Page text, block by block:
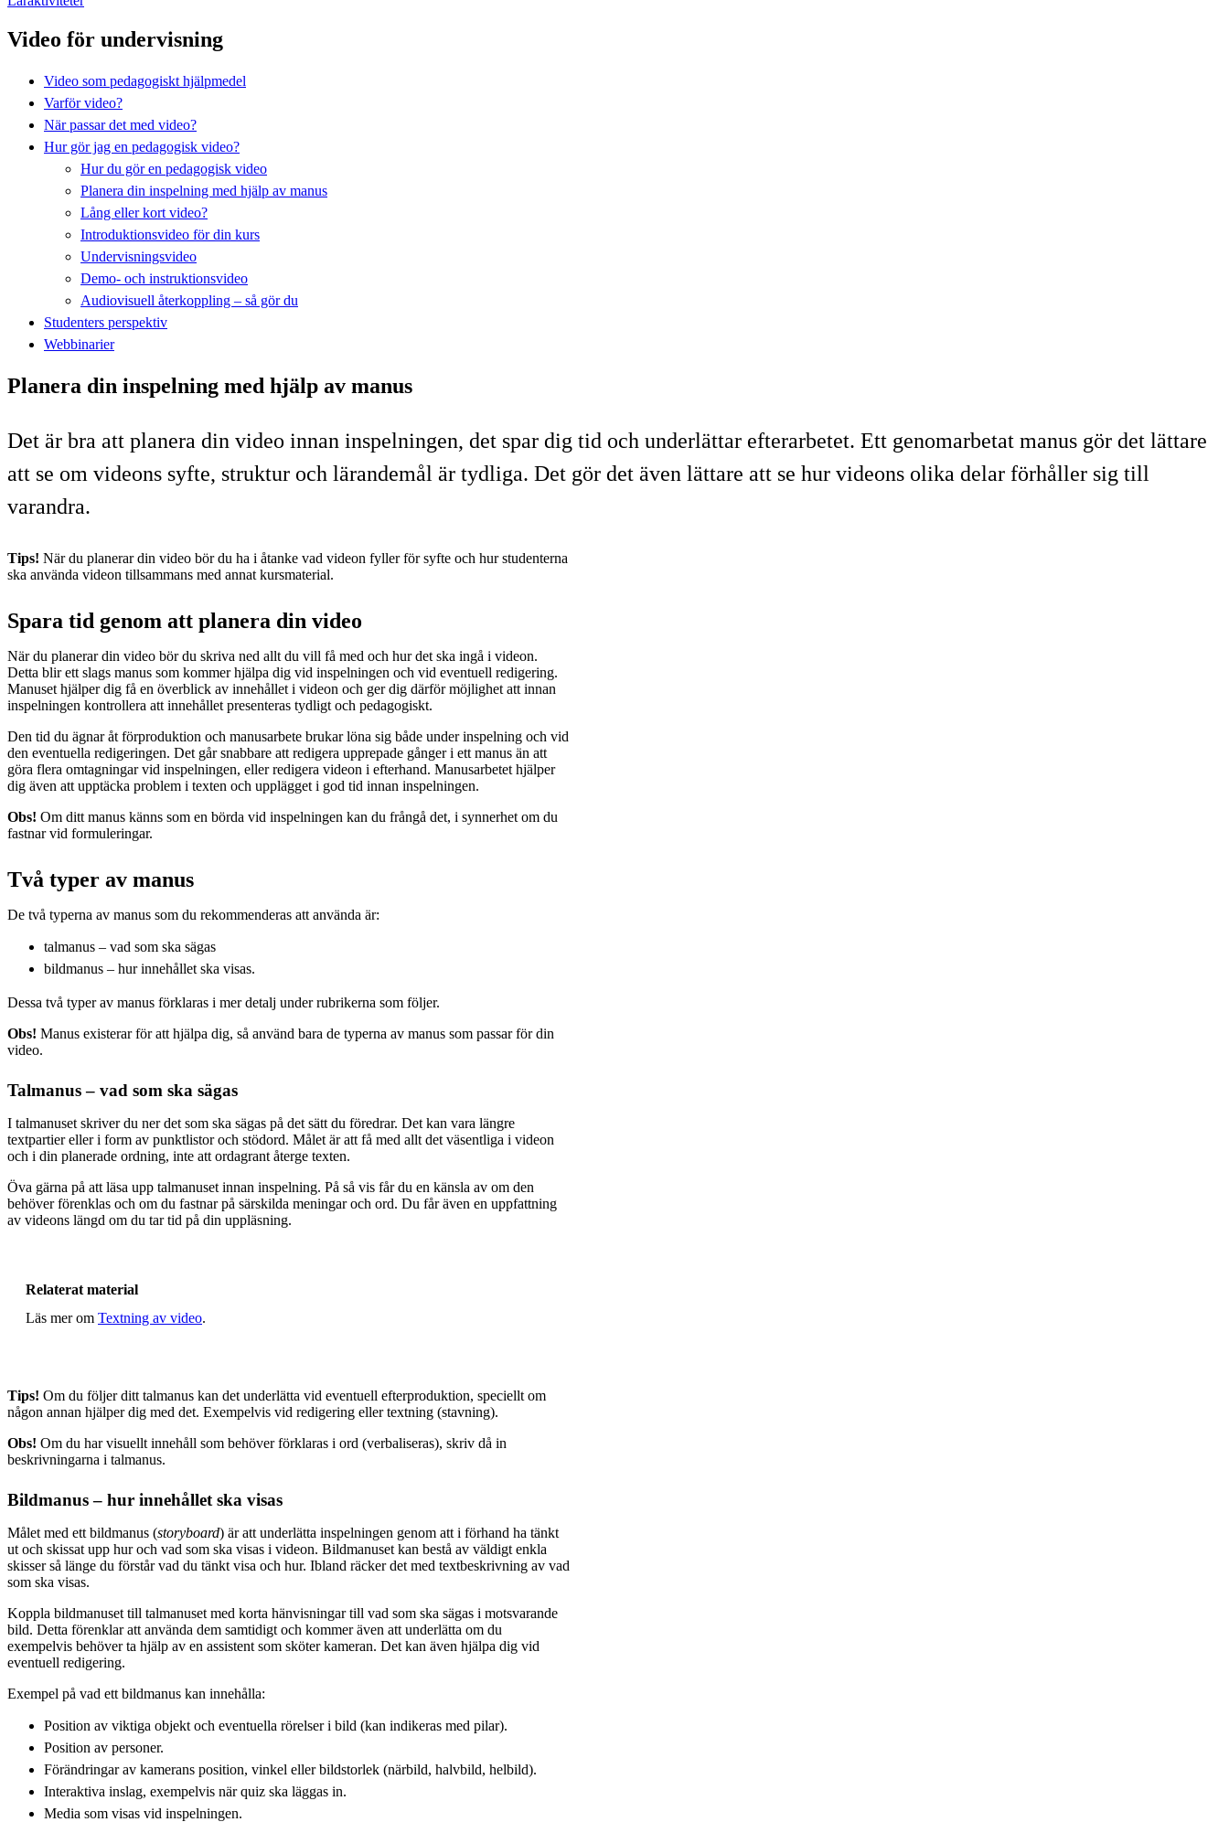
Video för undervisning
Video som pedagogiskt hjälpmedel
Varför video?
När passar det med video?
Hur gör jag en pedagogisk video?
Hur du gör en pedagogisk video
Planera din inspelning med hjälp av manus
Lång eller kort video?
Introduktionsvideo för din kurs
Undervisningsvideo
Demo- och instruktionsvideo
Audiovisuell återkoppling – så gör du
Studenters perspektiv
Webbinarier
Planera din inspelning med hjälp av manus
Det är bra att planera din video innan inspelningen, det spar dig tid och underlättar efterarbetet. Ett genomarbetat manus gör det lättare
att se om videons syfte, struktur och lärandemål är tydliga. Det gör det även lättare att se hur videons olika delar förhåller sig till
varandra.
Tips! När du planerar din video bör du ha i åtanke vad videon fyller för syfte och hur studenterna
ska använda videon tillsammans med annat kursmaterial.
Spara tid genom att planera din video
När du planerar din video bör du skriva ned allt du vill få med och hur det ska ingå i videon.
Detta blir ett slags manus som kommer hjälpa dig vid inspelningen och vid eventuell redigering.
Manuset hjälper dig få en överblick av innehållet i videon och ger dig därför möjlighet att innan
inspelningen kontrollera att innehållet presenteras tydligt och pedagogiskt.
Den tid du ägnar åt förproduktion och manusarbete brukar löna sig både under inspelning och vid
den eventuella redigeringen. Det går snabbare att redigera upprepade gånger i ett manus än att
göra flera omtagningar vid inspelningen, eller redigera videon i efterhand. Manusarbetet hjälper
dig även att upptäcka problem i texten och upplägget i god tid innan inspelningen.
Obs! Om ditt manus känns som en börda vid inspelningen kan du frångå det, i synnerhet om du
fastnar vid formuleringar.
Två typer av manus
De två typerna av manus som du rekommenderas att använda är:
talmanus – vad som ska sägas
bildmanus – hur innehållet ska visas.
Dessa två typer av manus förklaras i mer detalj under rubrikerna som följer.
Obs! Manus existerar för att hjälpa dig, så använd bara de typerna av manus som passar för din
video.
Talmanus – vad som ska sägas
I talmanuset skriver du ner det som ska sägas på det sätt du föredrar. Det kan vara längre
textpartier eller i form av punktlistor och stödord. Målet är att få med allt det väsentliga i videon
och i din planerade ordning, inte att ordagrant återge texten.
Öva gärna på att läsa upp talmanuset innan inspelning. På så vis får du en känsla av om den
behöver förenklas och om du fastnar på särskilda meningar och ord. Du får även en uppfattning
av videons längd om du tar tid på din uppläsning.
Relaterat material
Läs mer om Textning av video.
Tips! Om du följer ditt talmanus kan det underlätta vid eventuell efterproduktion, speciellt om
någon annan hjälper dig med det. Exempelvis vid redigering eller textning (stavning).
Obs! Om du har visuellt innehåll som behöver förklaras i ord (verbaliseras), skriv då in
beskrivningarna i talmanus.
Bildmanus – hur innehållet ska visas
Målet med ett bildmanus (storyboard) är att underlätta inspelningen genom att i förhand ha tänkt
ut och skissat upp hur och vad som ska visas i videon. Bildmanuset kan bestå av väldigt enkla
skisser så länge du förstår vad du tänkt visa och hur. Ibland räcker det med textbeskrivning av vad
som ska visas.
Koppla bildmanuset till talmanuset med korta hänvisningar till vad som ska sägas i motsvarande
bild. Detta förenklar att använda dem samtidigt och kommer även att underlätta om du
exempelvis behöver ta hjälp av en assistent som sköter kameran. Det kan även hjälpa dig vid
eventuell redigering.
Exempel på vad ett bildmanus kan innehålla:
Position av viktiga objekt och eventuella rörelser i bild (kan indikeras med pilar).
Position av personer.
Förändringar av kamerans position, vinkel eller bildstorlek (närbild, halvbild, helbild).
Interaktiva inslag, exempelvis när quiz ska läggas in.
Media som visas vid inspelningen.